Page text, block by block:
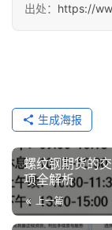
出处： https://
生成海报
螺纹钢期货的
项全解析
上一篇